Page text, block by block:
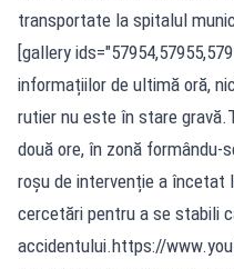
transportate la spitalul
[gallery
informațiilor de ultimă oră,
rutier nu este în stare
două ore, în zonă
roșu de intervenție a încetat
cercetări pentru a se stabili
accidentului.https://